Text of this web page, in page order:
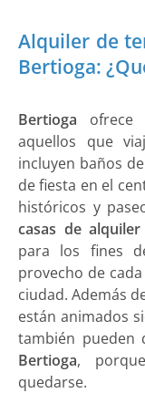
Alquiler de
Bertioga:
Bertioga ofrece
aquellos que
incluyen baños
de fiesta en el
históricos y
casas de
para los fines
provecho de
ciudad. Además
están animados
también pueden
Bertioga,
quedarse.